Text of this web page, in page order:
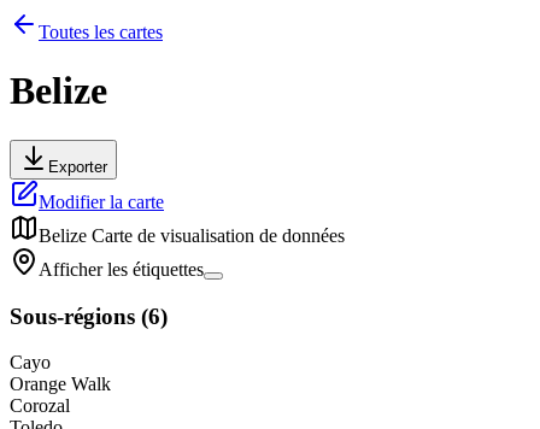
Toutes les cartes
Belize
Exporter
Modifier la carte
Belize Carte de visualisation de données
Afficher les étiquettes
Sous-régions (6)
Cayo
Orange Walk
Corozal